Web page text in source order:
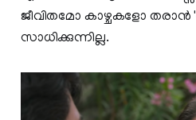
ജീവിതമോ കാഴ്ചകളോ
സാധിക്കുന്നില്ല.